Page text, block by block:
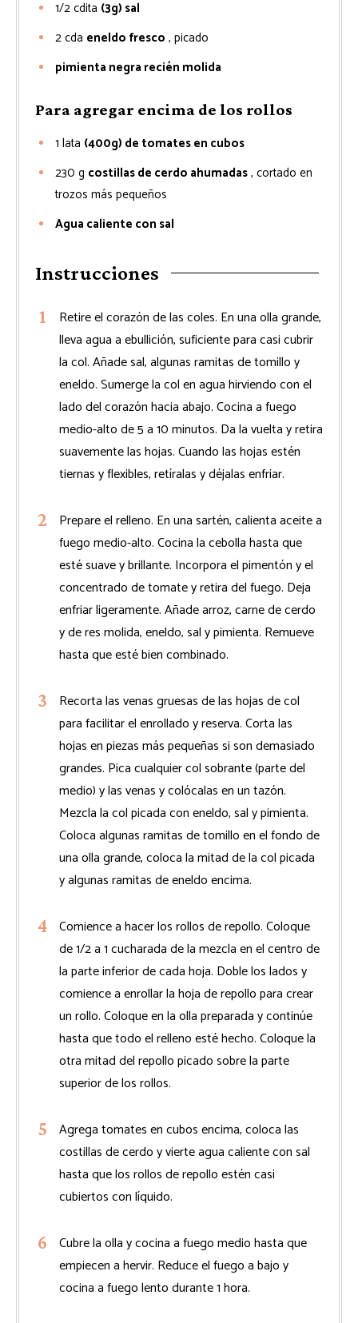
1/2cdita (3g) sal
2cda eneldo fresco , picado
pimienta negra recién molida
Para agregar encima de los rollos
1 lata (400g) de tomates en cubos
230 g costillas de cerdo ahumadas, cortado en
trozos más pequeños
Agua caliente con sal
Instrucciones
Retire el corazón de las coles. En una olla grande,
lleva agua a ebullición, suficiente para casi cubrir
la col. Añade sal, algunas ramitas de tomillo y
eneldo. Sumerge la col en agua hirviendo con el
lado del corazón hacia abajo. Cocina a fuego
medio-alto de 5 a 10 minutos. Da la vuelta y retira
suavemente las hojas. Cuando las hojas estén
tiernas y flexibles, retíralas y déjalas enfriar.
Prepare el relleno. En una sartén, calienta aceite a
fuego medio-alto. Cocina la cebolla hasta que
esté suave y brillante. Incorpora el pimentón y el
concentrado de tomate y retira del fuego. Deja
enfriar ligeramente. Añade arroz, carne de cerdo
y de res molida, eneldo, sal y pimienta. Remueve
hasta que esté bien combinado.
Recorta las venas gruesas de las hojas de col
para facilitar el enrollado y reserva. Corta las
hojas en piezas más pequeñas si son demasiado
grandes. Pica cualquier col sobrante (parte del
medio) y las venas y colócalas en un tazón.
Mezcla la col picada con eneldo, sal y pimienta.
Coloca algunas ramitas de tomillo en el fondo de
una olla grande, coloca la mitad de la col picada
y algunas ramitas de eneldo encima.
Comience a hacer los rollos de repollo. Coloque
de 1/2 a 1 cucharada de la mezcla en el centro de
la parte inferior de cada hoja. Doble los lados y
comience a enrollar la hoja de repollo para crear
un rollo. Coloque en la olla preparada y continúe
hasta que todo el relleno esté hecho. Coloque la
otra mitad del repollo picado sobre la parte
superior de los rollos.
Agrega tomates en cubos encima, coloca las
costillas de cerdo y vierte agua caliente con sal
hasta que los rollos de repollo estén casi
cubiertos con líquido.
Cubre la olla y cocina a fuego medio hasta que
empiecen a hervir. Reduce el fuego a bajo y
cocina a fuego lento durante 1 hora.